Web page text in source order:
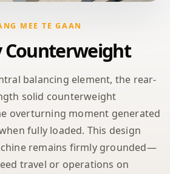
MEE TE GAAN
Counterweight
balancing element, the rear-
solid counterweight
overturning moment generated
fully loaded. This design
remains firmly grounded—
travel or operations on